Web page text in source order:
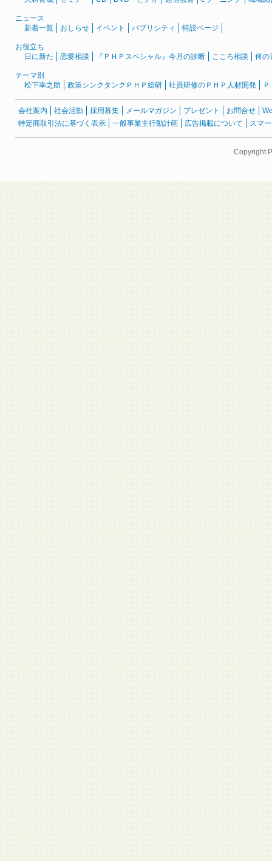
ニュース
新着一覧
おしらせ イベント パブリシティ 特設ページ
お役立ち
日に新た
恋愛相談 『ＰＨＰスペシャル』今月の診断 こころ相談 何の
テーマ別
松下幸之助
政策シンクタンクＰＨＰ総研 社員研修のＰＨＰ人材開発
会社案内 社会活動 採用募集 メールマガジン プレゼント お問合せ
特定商取引法に基づく表示
一般事業主行動計画 広告掲載について スマ
Copyright